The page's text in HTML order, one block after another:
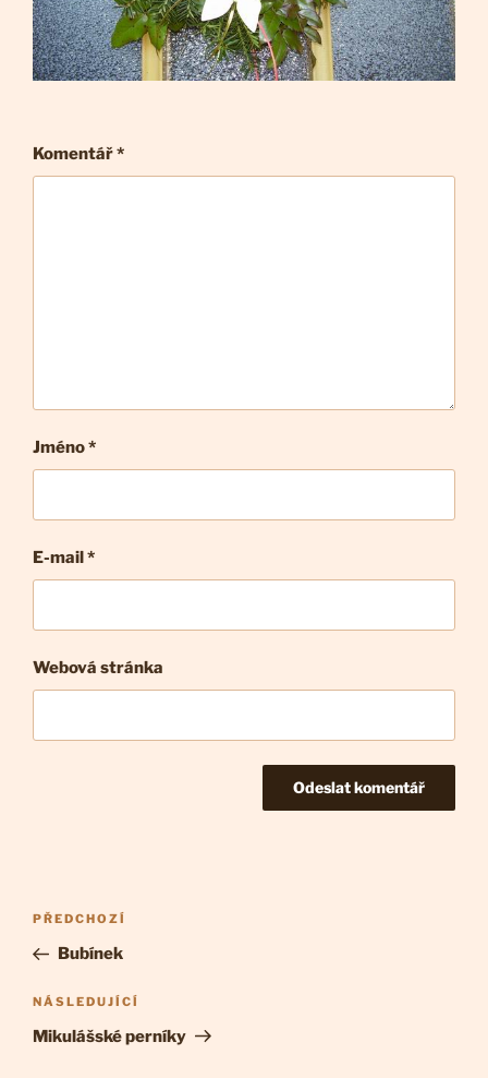
Komentář*
Jméno *
E-mail*
Webová stránka
Navigace
pro
příspěvek
Předchozí
příspěvek
PŘEDCHOZÍ
Bubínek
Následující
příspěvek
NÁSLEDUJÍCÍ
Mikulášské perníky